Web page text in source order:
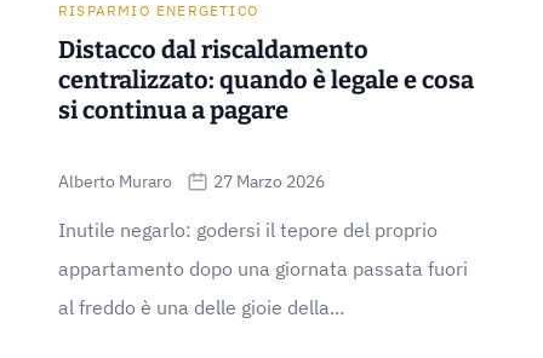
RISPARMIO ENERGETICO
Distacco dal riscaldamento
centralizzato: quando è legale e cosa
si continua a pagare
Alberto Muraro 27 Marzo 2026
Inutile negarlo: godersi il tepore del proprio
appartamento dopo una giornata passata fuori
al freddo è una delle gioie della...